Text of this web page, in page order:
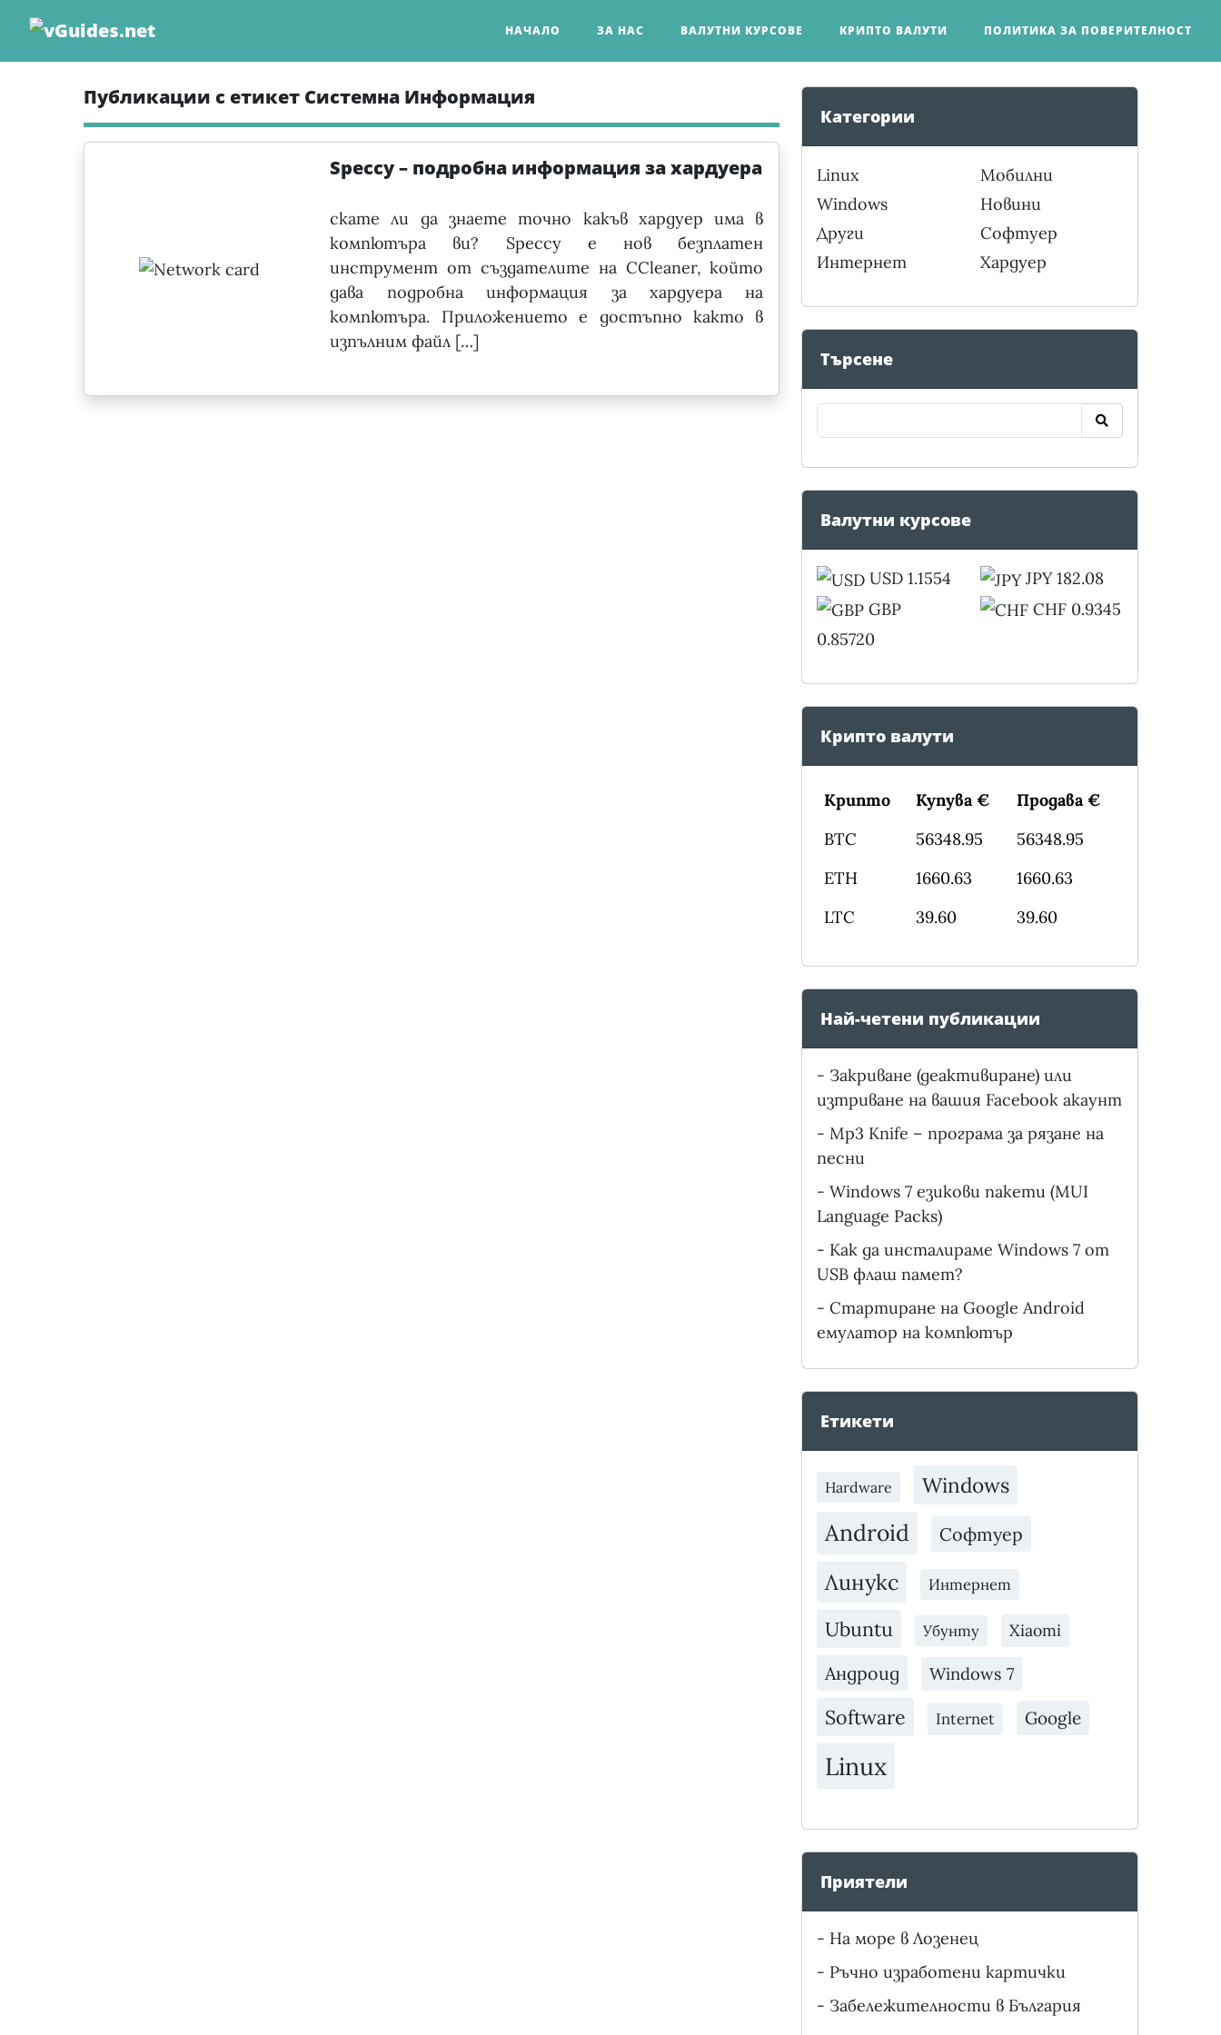
content
НАЧАЛО ЗА НАС ВАЛУТНИ КУРСОВЕ КРИПТО ВАЛУТИ ПОЛИТИКА ЗА ПОВЕРИТЕЛНОСТ
Публикации с етикет Системна Информация
Speccy – подробна информация за хардуера
скате ли да знаете точно какъв хардуер има в
компютъра ви? Speccy е нов безплатен
инструмент от създателите на CCleaner, който
дава подробна информация за хардуера на
компютъра. Приложението е достъпно както в
изпълним файл […]
Категории
Linux
Windows
Други
Интернет
Мобилни
Новини
Софтуер
Хардуер
Търсене
Валутни курсове
USD 1.1554
GBP
0.85720
JPY 182.08
CHF 0.9345
Крипто валути
Крипто Купува €
Продава €
BTC
56348.95
56348.95
ETH
1660.63
1660.63
LTC
39.60 39.60
Най-четени публикации
- Закриване (деактивиране) или
изтриване на вашия Facebook акаунт
- Mp3 Knife – програма за рязане на
песни
- Windows 7 езикови пакети (MUI
Language Packs)
- Как да инсталираме Windows 7 от
USB флаш памет?
- Стартиране на Google Android
емулатор на компютър
Етикети
Hardware Windows
Android Софтуер
Линукс Интернет
Ubuntu Убунту Xiaomi
Андроид Windows 7
Software Internet Google
Linux
Приятели
- На море в Лозенец
- Ръчно изработени картички
- Забележителности в България